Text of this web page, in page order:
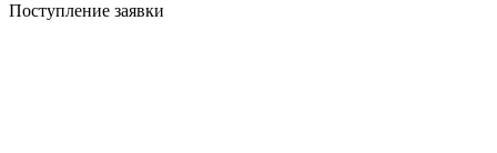
Поступление заявки